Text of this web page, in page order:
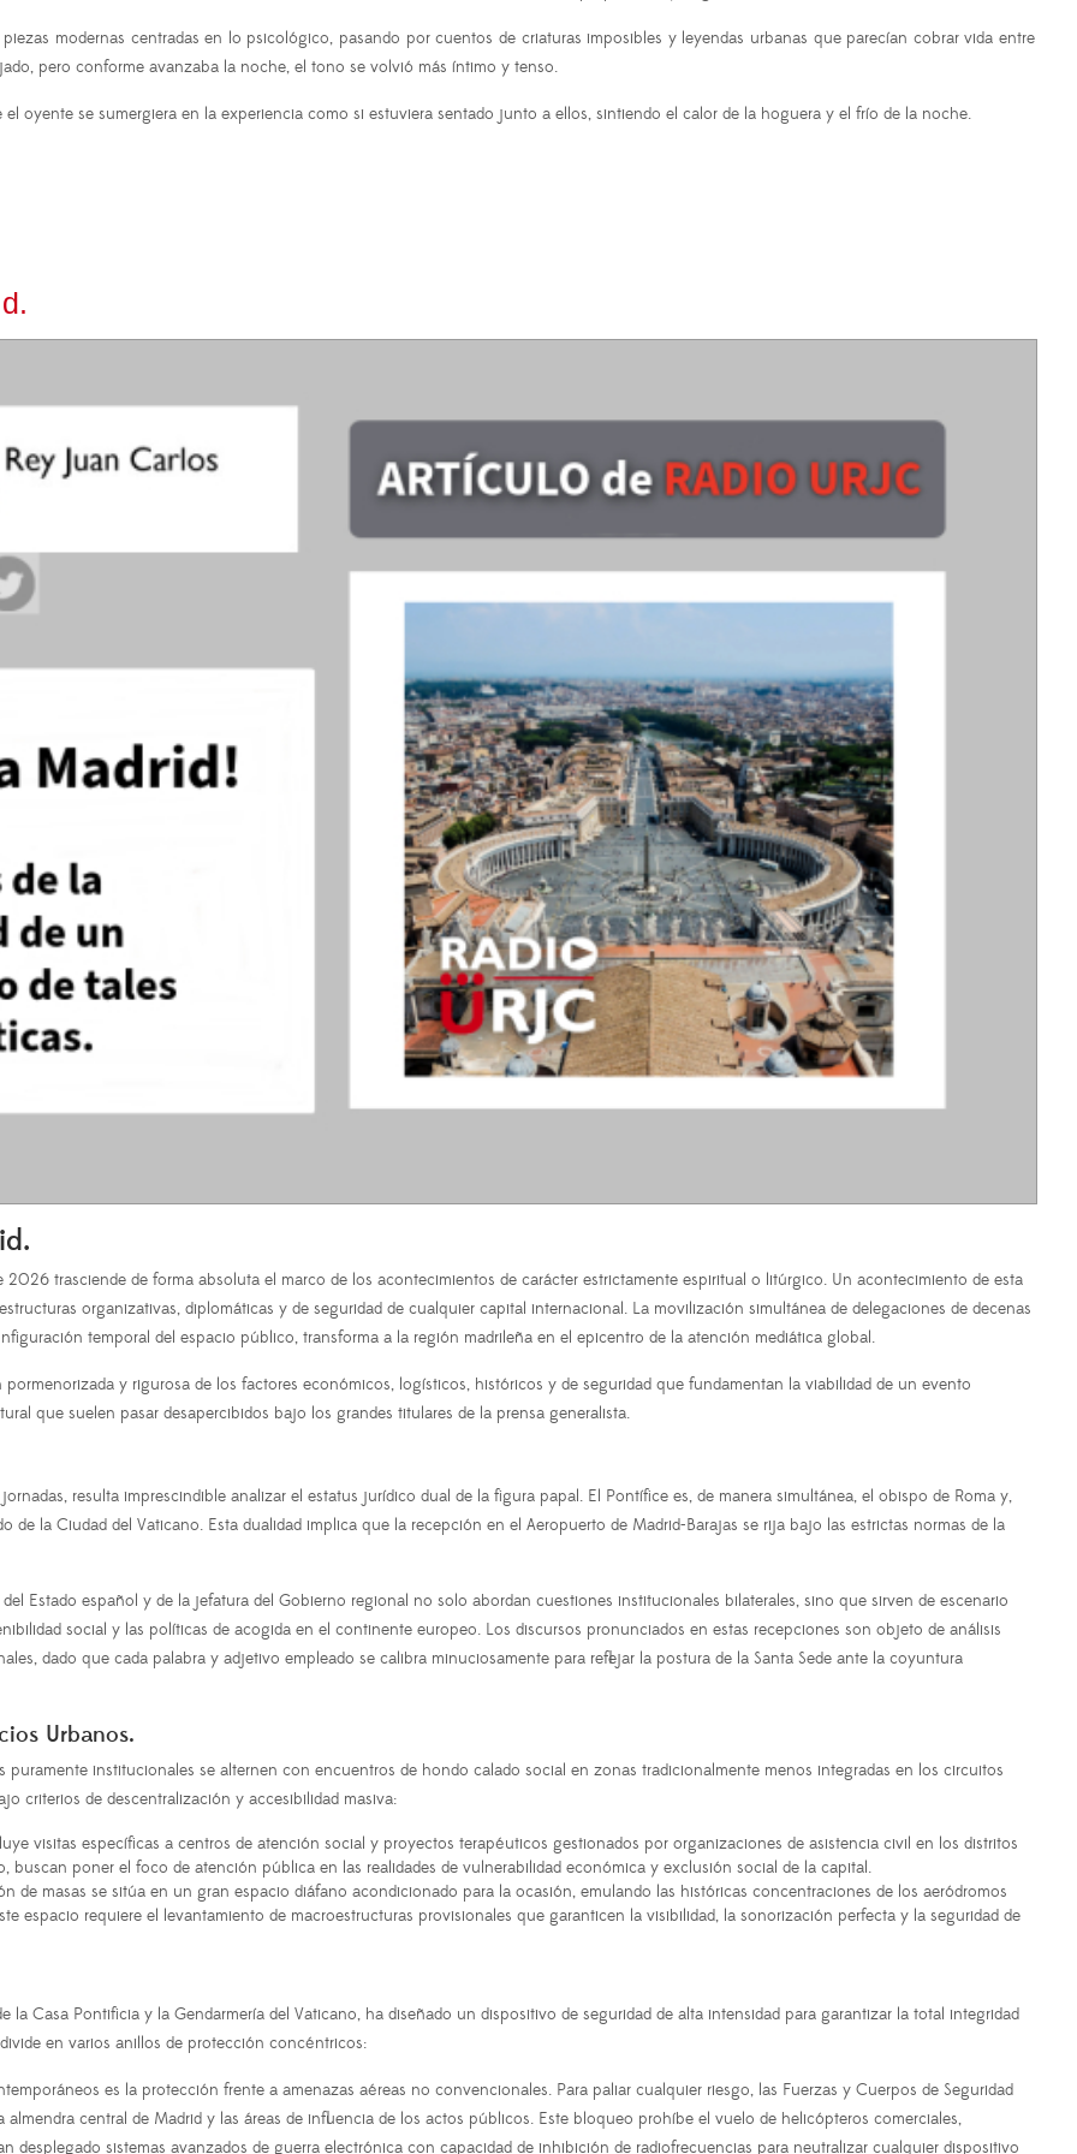
modernas centradas en lo psicológico, pasando por cuentos de criaturas imposibles y leyendas urbanas que parecían cobrar vida entre
pero conforme avanzaba la noche, el tono se volvió más íntimo y tenso.
oyente se sumergiera en la experiencia como si estuviera sentado junto a ellos, sintiendo el calor de la hoguera y el frío de la noche.
trasciende de forma absoluta el marco de los acontecimientos de carácter estrictamente espiritual o litúrgico. Un acontecimiento de esta
organizativas, diplomáticas y de seguridad de cualquier capital internacional. La movilización simultánea de delegaciones de decenas
temporal del espacio público, transforma a la región madrileña en el epicentro de la atención mediática global.
y rigurosa de los factores económicos, logísticos, históricos y de seguridad que fundamentan la viabilidad de un evento
que suelen pasar desapercibidos bajo los grandes titulares de la prensa generalista.
resulta imprescindible analizar el estatus jurídico dual de la figura papal. El Pontífice es, de manera simultánea, el obispo de Roma y,
de la Ciudad del Vaticano. Esta dualidad implica que la recepción en el Aeropuerto de Madrid-Barajas se rija bajo las estrictas normas de la
Estado español y de la jefatura del Gobierno regional no solo abordan cuestiones institucionales bilaterales, sino que sirven de escenario
social y las políticas de acogida en el continente europeo. Los discursos pronunciados en estas recepciones son objeto de análisis
dado que cada palabra y adjetivo empleado se calibra minuciosamente para reflejar la postura de la Santa Sede ante la coyuntura
Urbanos.
institucionales se alternen con encuentros de hondo calado social en zonas tradicionalmente menos integradas en los circuitos
criterios de descentralización y accesibilidad masiva:
visitas específicas a centros de atención social y proyectos terapéuticos gestionados por organizaciones de asistencia civil en los distritos
buscan poner el foco de atención pública en las realidades de vulnerabilidad económica y exclusión social de la capital.
de masas se sitúa en un gran espacio diáfano acondicionado para la ocasión, emulando las históricas concentraciones de los aeródromos
espacio requiere el levantamiento de macroestructuras provisionales que garanticen la visibilidad, la sonorización perfecta y la seguridad de
Casa Pontificia y la Gendarmería del Vaticano, ha diseñado un dispositivo de seguridad de alta intensidad para garantizar la total integridad
en varios anillos de protección concéntricos:
es la protección frente a amenazas aéreas no convencionales. Para paliar cualquier riesgo, las Fuerzas y Cuerpos de Seguridad
central de Madrid y las áreas de influencia de los actos públicos. Este bloqueo prohíbe el vuelo de helicópteros comerciales,
desplegado sistemas avanzados de guerra electrónica con capacidad de inhibición de radiofrecuencias para neutralizar cualquier dispositivo